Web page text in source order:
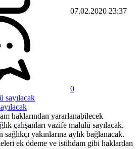
07.02.2020 23:37
0
haklarından yararlanabilecek
çalışanları vazife malulü sayılacak.
yakınlarına aylık bağlanacak.
ek ödeme ve istihdam gibi haklardan